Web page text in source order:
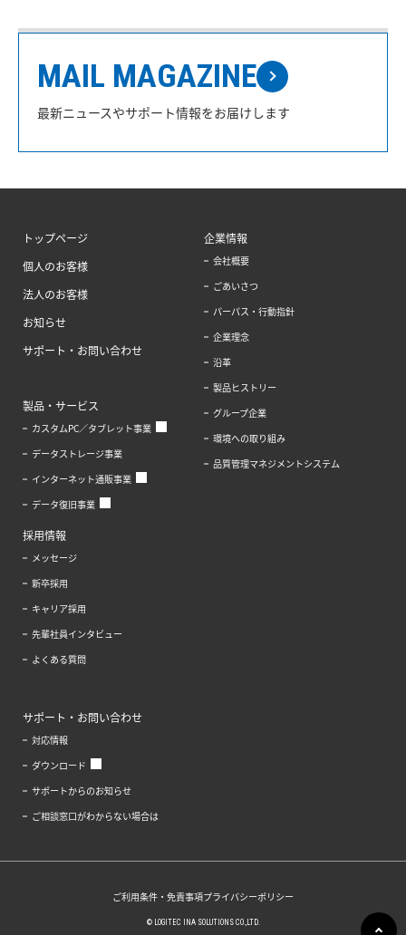
MAIL MAGAZINE
最新ニュースやサポート情報をお届けします
トップページ
個人のお客様
法人のお客様
お知らせ
サポート・お問い合わせ
製品・サービス
カスタムPC／タブレット事業
データストレージ事業
インターネット通販事業
データ復旧事業
企業情報
会社概要
ごあいさつ
パーパス・行動指針
企業理念
沿革
製品ヒストリー
グループ企業
環境への取り組み
品質管理マネジメントシステム
採用情報
メッセージ
新卒採用
キャリア採用
先輩社員インタビュー
よくある質問
サポート・お問い合わせ
対応情報
ダウンロード
サポートからのお知らせ
ご相談窓口がわからない場合は
ご利用条件・免責事項プライバシーポリシー
© LOGITEC INA SOLUTIONS CO.,LTD.